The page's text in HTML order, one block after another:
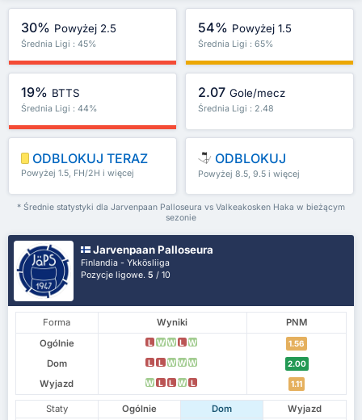
30% Powyżej 2.5
Średnia Ligi : 45%
54% Powyżej 1.5
Średnia Ligi : 65%
19% BTTS
Średnia Ligi : 44%
2.07 Gole/mecz
Średnia Ligi : 2.48
ODBLOKUJ TERAZ
Powyżej 1.5, FH/2H i więcej
ODBLOKUJ
Powyżej 8.5, 9.5 i więcej
* Średnie statystyki dla Jarvenpaan Palloseura vs Valkeakosken Haka w bieżącym
sezonie
Jarvenpaan Palloseura
Finlandia - Ykkösliiga
Pozycje ligowe.5 / 10
Forma Wyniki
PNM
Ogólnie
L W W L W 1.56
Dom L L W W W 2.00
Wyjazd W L L W L 1.11
Staty Ogólnie Dom
Wyjazd